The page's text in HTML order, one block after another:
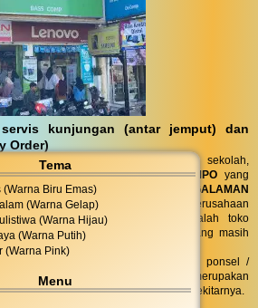
Tema
(Warna Biru Emas)
(Warna Gelap)
(Warna Hijau)
(Warna Putih)
(Warna Pink)
Menu
servis kunjungan (antar jemput) dan
Order)
dan penjualan untuk instansi, sekolah,
denganTENOR PEMBAYARAN TEMPO yang
anda. Toko BassComp telah
BERPENGALAMAN
tahun, telah banyak instansi dan perusahaan
teknisi kami. BassComp adalah toko
sertaTERTUA
asli cilacap yang masih
untuk kebutuhan komputer, laptop, ponsel /
dan aksesoris anda. Bass Comp merupakan
TERPERCAYAwarga Cilacap dan sekitarnya.